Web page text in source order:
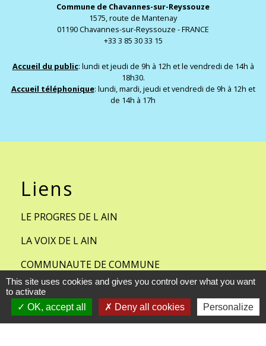
Commune de Chavannes-sur-Reyssouze
1575, route de Mantenay
01190 Chavannes-sur-Reyssouze - FRANCE
+33 3 85 30 33 15
Accueil du public: lundi et jeudi de 9h à 12h et le vendredi de 14h à
18h30.
Accueil téléphonique: lundi, mardi, jeudi et vendredi de 9h à 12h et
de 14h à 17h
Liens
LE PROGRES DE L AIN
LA VOIX DE L AIN
COMMUNAUTE DE COMMUNE
BRESSE ET SAONE
METEO FRANCE- CHAVANNES
SUR REYSSOUZE
This site uses cookies and gives you control over what you want
to activate
OK, accept all
Deny all cookies Personalize